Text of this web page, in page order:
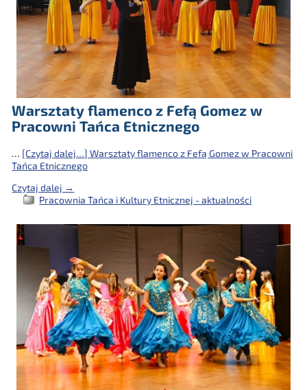
Warsztaty flamenco z Fefą Gomez w
Pracowni Tańca Etnicznego
… [Czytaj dalej…] Warsztaty flamenco z Fefą Gomez w Pracowni
Tańca Etnicznego
Czytaj dalej →
Pracownia Tańca i Kultury Etnicznej - aktualności